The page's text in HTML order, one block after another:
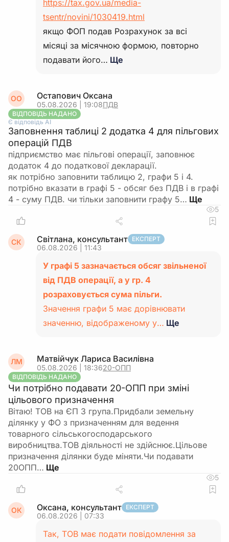
https://tax.gov.ua/media-
tsentr/novini/1030419.html
якщо ФОП подав Розрахунок за всі
місяці за місячною формою, повторно
подавати його… Ще
ОО Остапович Оксана
05.08.2026 | 19:08ПДВ
ВІДПОВІДЬ НАДАНО
Є відповідь АІ
Заповнення таблиці 2 додатка 4 для пільгових
операцій ПДВ
підприємство має пільгові операції, заповнює
додаток 4 до податкової декларації.
як потрібно заповнити таблицю 2, графи 5 і 4.
потрібно вказати в графі 5 - обсяг без ПДВ і в графі
4 - суму ПДВ. чи тільки заповнити графу 5…
5
СК Світлана, консультант ЕКСПЕРТ
06.08.2026 | 11:43
У графі 5 зазначається обсяг звільненої
від ПДВ операції, а у гр. 4
розраховується сума пільги.
Значення графи 5 має дорівнювати
значенню, відображеному у… Ще
ЛМ Матвійчук Лариса Василівна
05.08.2026 | 18:3620-ОПП
ВІДПОВІДЬ НАДАНО
Чи потрібно подавати 20-ОПП при зміні
цільового призначення
Вітаю! ТОВ на ЄП 3 група.Придбали земельну
ділянку у ФО з призначенням для ведення
товарного сільськогосподарського
виробництва.ТОВ діяльності не здійснює.Цільове
призначення ділянки буде міняти.Чи подавати
20ОПП…
5
ОК Оксана, консультант ЕКСПЕРТ
06.08.2026 | 07:33
Так, ТОВ має подати повідомлення за